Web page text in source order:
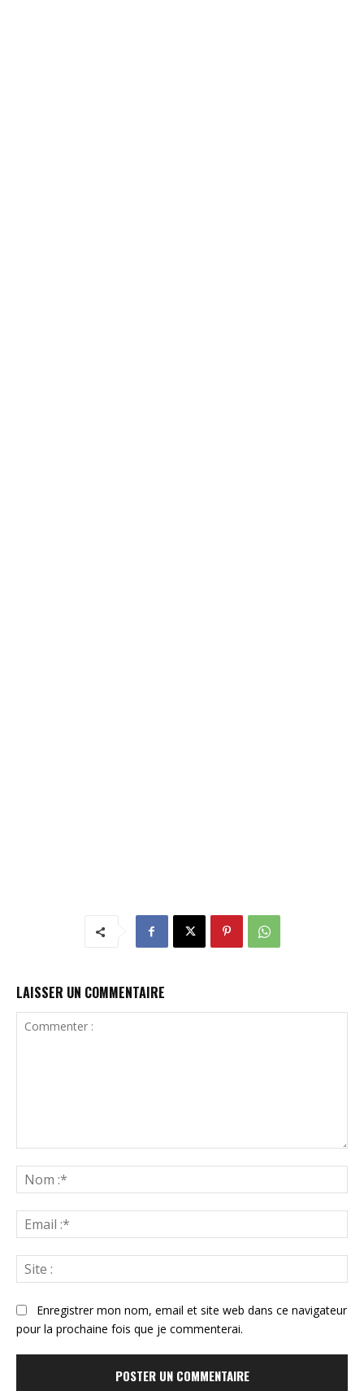
LAISSER UN COMMENTAIRE
:*
:*
:
Enregistrer mon nom, email et site web dans ce navigateur
pour la prochaine fois que je commenterai.